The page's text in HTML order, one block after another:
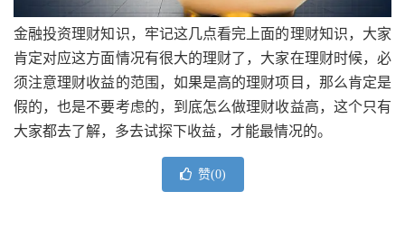
金融投资理财知识，牢记这几点看完上面的理财知识，大家
肯定对应这方面情况有很大的理财了，大家在理财时候，必
须注意理财收益的范围，如果是高的理财项目，那么肯定是
假的，也是不要考虑的，到底怎么做理财收益高，这个只有
大家都去了解，多去试探下收益，才能最情况的。
赞(0)